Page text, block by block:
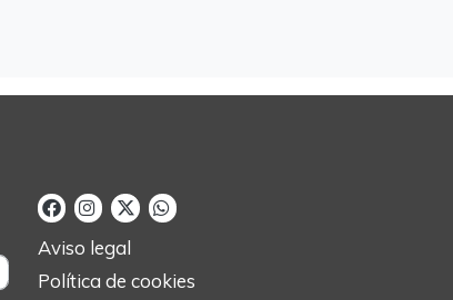
Aviso legal
Política de cookies